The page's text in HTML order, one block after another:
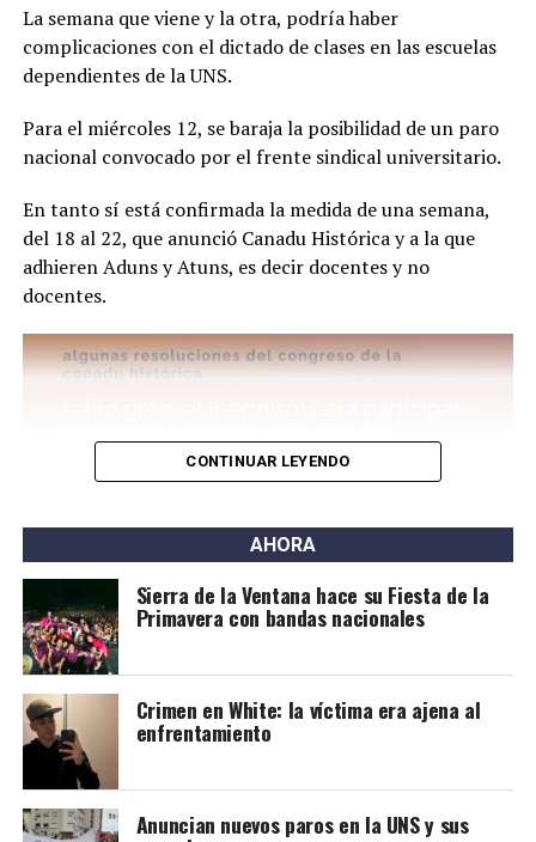
Por este caso está detenido Joaquín Eleazar Larraburu
(25), quien en un principio escapó en auto y luego chocó
La semana que viene y la otra, podría haber
complicaciones con el dictado de clases en las escuelas
dependientes de la UNS.
Para el miércoles 12, se baraja la posibilidad de un paro
nacional convocado por el frente sindical universitario.
En tanto sí está confirmada la medida de una semana,
del 18 al 22, que anunció Canadu Histórica y a la que
adhieren Aduns y Atuns, es decir docentes y no
docentes.
CONTINUAR LEYENDO
AHORA
Sierra de la Ventana hace su Fiesta de la
Primavera con bandas nacionales
Crimen en White: la víctima era ajena al
enfrentamiento
Anuncian nuevos paros en la UNS y sus